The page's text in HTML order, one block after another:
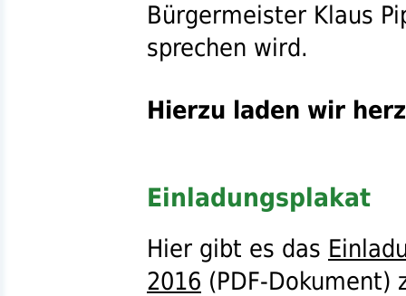
Bürgermeister Klaus
sprechen wird.
Hierzu laden wir
Einladungsplakat
Hier gibt es das
2016 (PDF-Dokument)